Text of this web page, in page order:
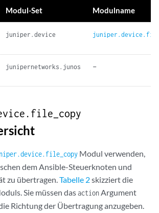
Modul-Set Modulname
juniper.device
junipernetworks.junos –
Modul verwenden,
dem Ansible-Steuerknoten und
zu übertragen.Tabelle 2skizziert die
Sie müssen dasactionArgument
Richtung der Übertragung anzugeben.